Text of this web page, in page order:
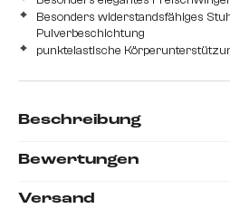
Besonders widerstandsfähiges
Pulverbeschichtung
punktelastische
Beschreibung
Bewertungen
Versand